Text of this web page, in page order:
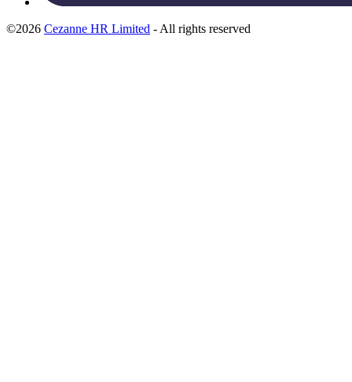
©2026 Cezanne HR Limited - All rights reserved